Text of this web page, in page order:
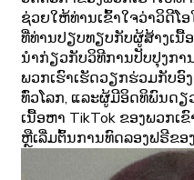
ຊ່ວຍໃຫ້ທ່ານເຂົ້າໃຈວ່າວິດີໂ
ທີ່ທ່ານປຽບທຽບກັບຜູ້ສ້າງເ
ນໍາກ່ຽວກັບວິທີການປັບປຸງກາ
ພວກເຮົາເຮັດວຽກຮ່ວມກັບ
ທົ່ວໂລກ, ແລະຜູ້ມີອິດທິພົນດຽ
ເນື້ອຫາ TikTok ຂອງພວກເ
ຫຼື​ເລີ່ມ​ຕົ້ນ​ການ​ທົດ​ລອງ​ຟຣີ​ຂອ